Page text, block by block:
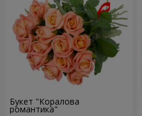
Букет "Коралова
романтика"